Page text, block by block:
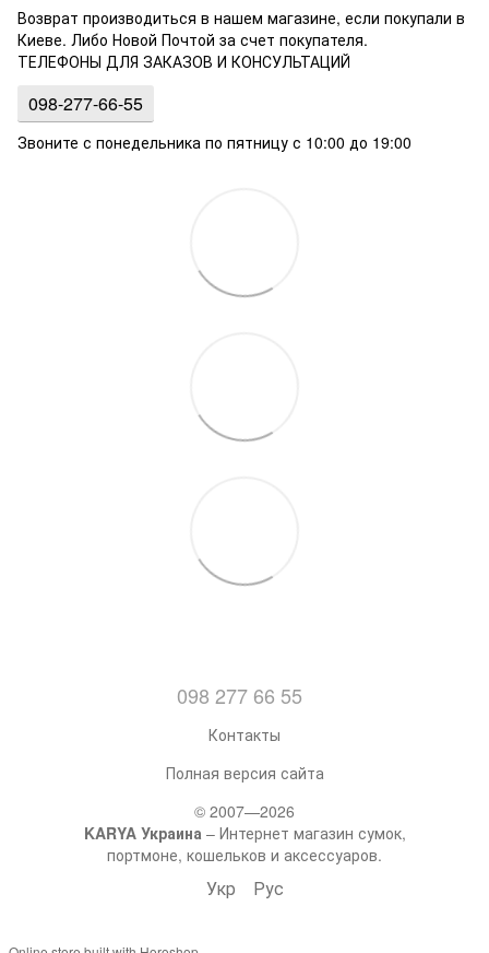
Возврат производиться в нашем магазине, если покупали в
Киеве. Либо Новой Почтой за счет покупателя.
ТЕЛЕФОНЫ ДЛЯ ЗАКАЗОВ И КОНСУЛЬТАЦИЙ
098-277-66-55
Звоните с понедельника по пятницу с 10:00 до 19:00
098 277 66 55
Контакты
Полная версия сайта
© 2007—2026
KARYA Украина – Интернет магазин сумок,
портмоне, кошельков и аксессуаров.
Укр Рус